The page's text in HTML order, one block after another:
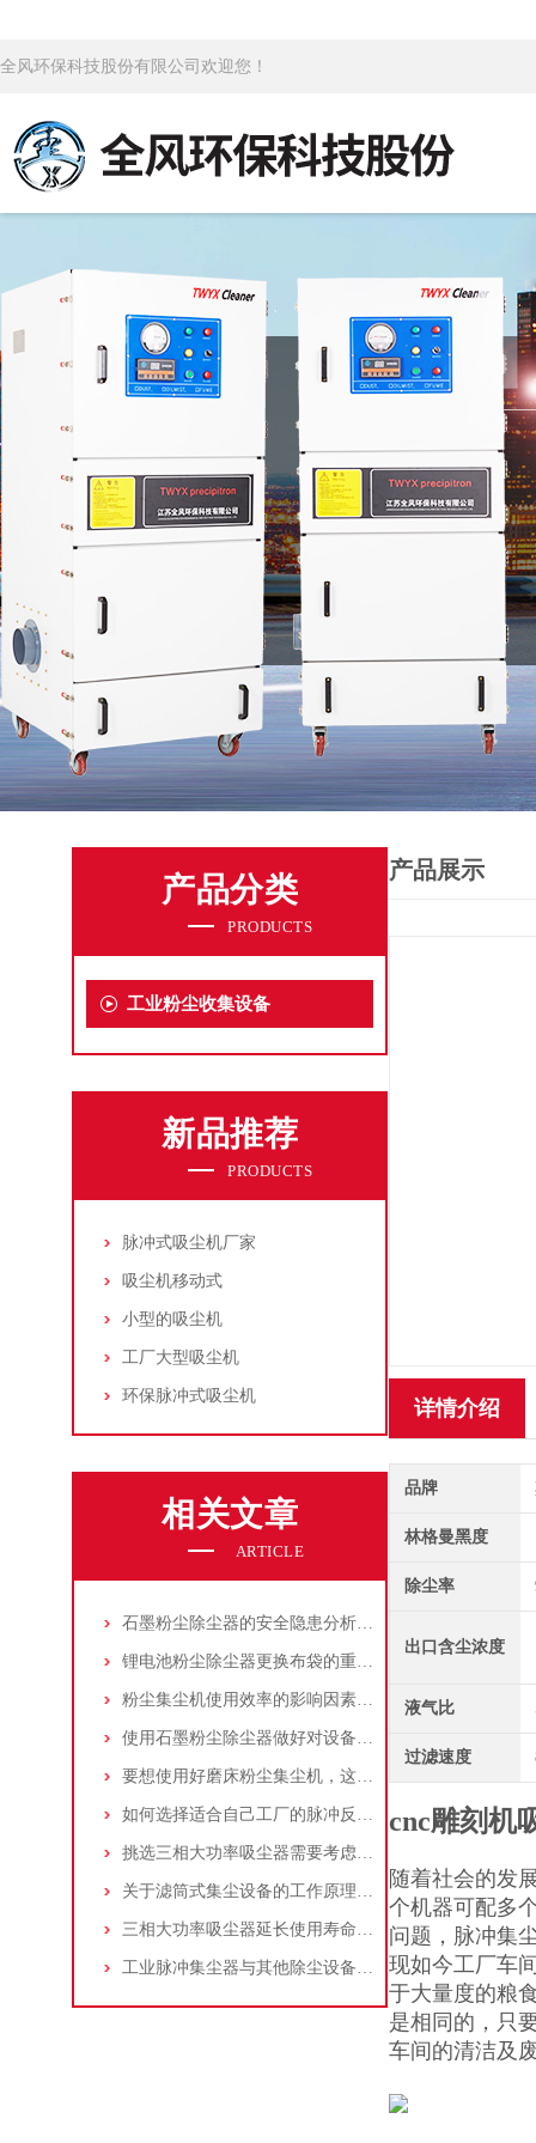
全风环保科技股份有限公司欢迎您！
产品分类
PRODUCTS
工业粉尘收集设备
新品推荐
PRODUCTS
脉冲式吸尘机厂家
吸尘机移动式
小型的吸尘机
工厂大型吸尘机
环保脉冲式吸尘机
相关文章
ARTICLE
石墨粉尘除尘器的安全隐患分析及应对措施
锂电池粉尘除尘器更换布袋的重要性与方法
粉尘集尘机使用效率的影响因素及改进措施
使用石墨粉尘除尘器做好对设备的维护十分重要
要想使用好磨床粉尘集尘机，这些条件可不能少
如何选择适合自己工厂的脉冲反吹工业集尘器
挑选三相大功率吸尘器需要考虑哪些问题？
关于滤筒式集尘设备的工作原理及特点说明
三相大功率吸尘器延长使用寿命的建议
工业脉冲集尘器与其他除尘设备的比较
产品展示
详情介绍
品牌
林格曼黑度
除尘率
出口含尘浓度
液气比
过滤速度
cnc雕刻机
随着社会的发
个机器可配多
问题，脉冲集
现如今工厂车
于大量度的粮
是相同的，只
车间的清洁及